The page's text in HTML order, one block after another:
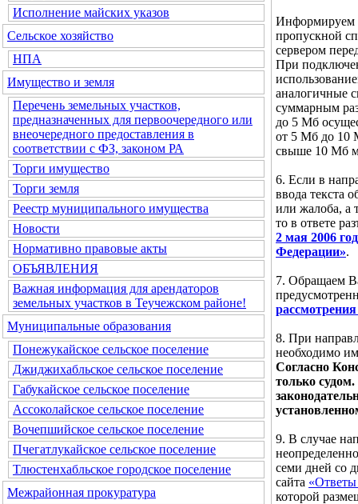
Исполнение майских указов
Сельское хозяйство
НПА
Имущество и земля
Перечень земельных участков,
предназначенных для первоочередного или
внеочередного предоставления в
соответствии с ФЗ, законом РА
Торги имущество
Торги земля
Реестр муниципального имущества
Новости
Нормативно правовые акты
ОБЪЯВЛЕНИЯ
Важная информация для арендаторов
земельных участков в Теучежском районе!
Муниципальные образования
Понежукайское сельское поселение
Джиджихабльское сельское поселение
Габукайское сельское поселение
Ассоколайское сельское поселение
Вочепшийское сельское поселение
Пчегатлукайское сельское поселение
Тлюстенхабльское городское поселение
Межрайонная прокуратура
Информируем
пропускной
сервером
При
аналогичные
суммарным
до 5 Мб
от 5 Мб до 10
свыше 10 Мб
6. Если в
ввода текста
или жалоба, а
то в ответе
2 мая 2006
Федерации».
7. Обращаем
8. При
необходимо
Согласно
только
9. В случае
семи дней со
сайта «Ответы
которой